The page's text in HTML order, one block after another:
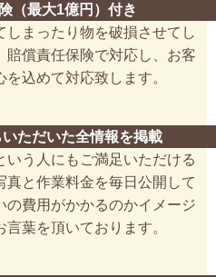
（最大1億円）付き
まったり物を破損させてし
賠償責任保険で対応し、お客
込めて対応致します。
いただいた全情報を掲載
いう人にもご満足いただける
真と作業料金を毎日公開して
の費用がかかるのかイメージ
葉を頂いております。